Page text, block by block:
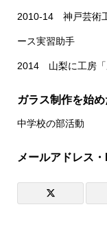
2010-14 神戸芸術
ース実習助手
2014 山梨に工房「
ガラス制作を始
中学校の部活動
メールアドレス